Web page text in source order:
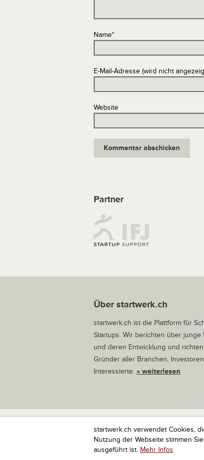
startwerk.ch verwendet Cookies,
Nutzung der Webseite stimmen
ausgeführt ist. Mehr Infos
Name*
E-Mail-Adresse (wird nicht
Website
Partner
Über startwerk.ch
startwerk.ch ist die Plattform für
Startups. Wir berichten über junge
und deren Entwicklung und
Gründer aller Branchen,
Interessierte. » weiterlesen
startwerk.ch ist die Plattform für